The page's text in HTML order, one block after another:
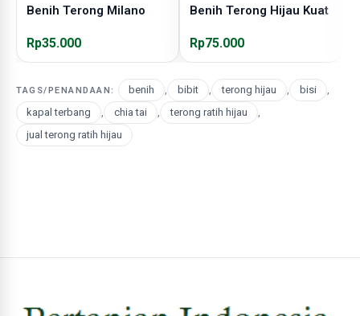
Benih Terong Milano
Rp35.000
Benih Terong Hijau Kuat
Rp75.000
TAGS/PENANDAAN: benih , bibit , terong hijau , bisi
,
kapal terbang
, chia tai , terong ratih hijau
,
jual terong ratih hijau